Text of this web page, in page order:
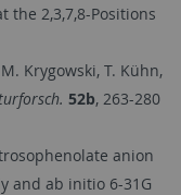
the 2,3,7,8-Positions
Krygowski, T. Kühn,
52b, 263-280
anion
and ab initio 6-31G